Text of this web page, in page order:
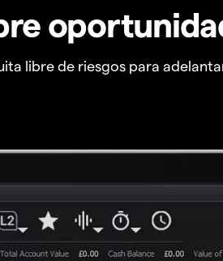
libre de riesgos para